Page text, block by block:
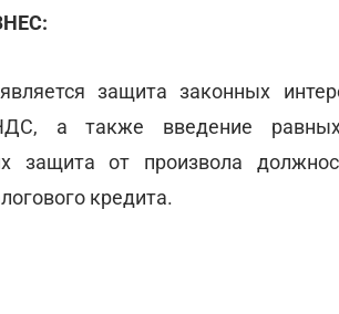
защита законных
а также введение
защита от произвола
кредита.